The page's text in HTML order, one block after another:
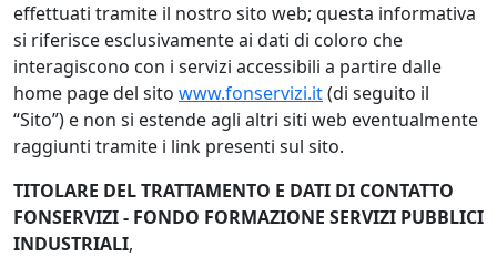
effettuati tramite il nostro sito web; questa informativa
si riferisce esclusivamente ai dati di coloro che
interagiscono con i servizi accessibili a partire dalle
home page del sito www.fonservizi.it(di seguito il
“Sito”) e non si estende agli altri siti web eventualmente
raggiunti tramite i link presenti sul sito.
TITOLARE DEL TRATTAMENTO E DATI DI CONTATTO
FONSERVIZI - FONDO FORMAZIONE SERVIZI PUBBLICI
INDUSTRIALI,